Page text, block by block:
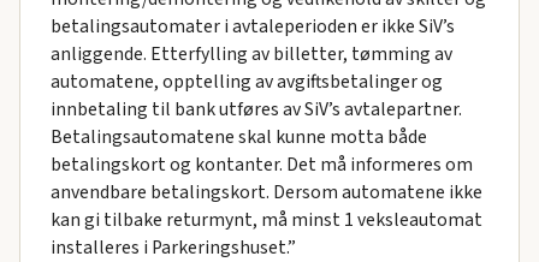
betalingsautomater i avtaleperioden er ikke SiV’s
anliggende. Etterfylling av billetter, tømming av
automatene, opptelling av avgiftsbetalinger og
innbetaling til bank utføres av SiV’s avtalepartner.
Betalingsautomatene skal kunne motta både
betalingskort og kontanter. Det må informeres om
anvendbare betalingskort. Dersom automatene ikke
kan gi tilbake returmynt, må minst 1 veksleautomat
installeres i Parkeringshuset.”